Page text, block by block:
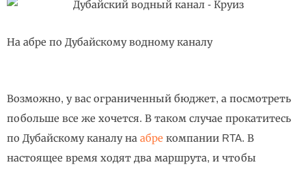
На абре по Дубайскому водному каналу
Возможно, у вас ограниченный бюджет, а посмотреть
побольше все же хочется. В таком случае прокатитесь
по Дубайскому каналу на абре компании RTA. В
настоящее время ходят два маршрута, и чтобы